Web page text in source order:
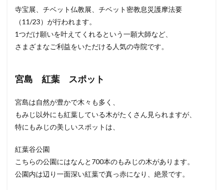
寺宝展、チベット仏教展、チベット密教息災護摩法要
（11/23）が行われます。
1つだけ願いを叶えてくれるという一願大師など、
さまざまなご利益をいただける人気の寺院です。
宮島 紅葉 スポット
宮島は自然が豊かで木々も多く、
もみじ以外にも紅葉している木がたくさん見られますが、
特にもみじの美しいスポットは、
紅葉谷公園
こちらの公園にはなんと700本のもみじの木があります。
公園内は辺り一面深い紅葉で真っ赤になり、絶景です。